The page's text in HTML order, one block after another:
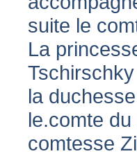
suite le
La
la
le.comte
comtesse